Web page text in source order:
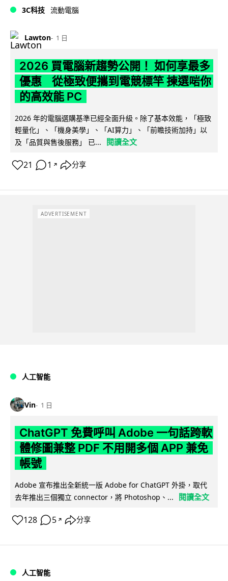
3C科技 流動電腦
Lawton 1 日
2026 買電腦新趨勢公開！ 如何享最多
優惠 從極致便攜到電競標竿 揀選啱你
的高效能 PC
2026 年的電腦選購基準已經全面升級。除了基本效能，「極致
輕量化」、「機身美學」、「AI算力」、「前瞻技術加持」以
及「品質與售後服務」 已...
閱讀全文
21 1 ↗ 分享
ADVERTISEMENT
人工智能
Vin 1 日
ChatGPT 免費呼叫 Adobe 一句話跨軟
體修圖兼整 PDF 不用開多個 APP 兼免
帳號
Adobe 宣布推出全新統一版 Adobe for ChatGPT 外掛，取代
去年推出三個獨立 connector，將 Photoshop、...
閱讀全文
128 5 ↗ 分享
人工智能